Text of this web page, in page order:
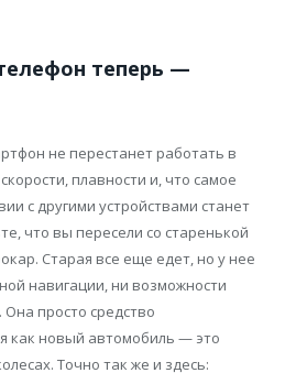
теперь —
не перестанет работать в
плавности и, что самое
с другими устройствами станет
что вы пересели со старенькой
Старая все еще едет, но у нее
навигации, ни возможности
Она просто средство
как новый автомобиль — это
Точно так же и здесь: